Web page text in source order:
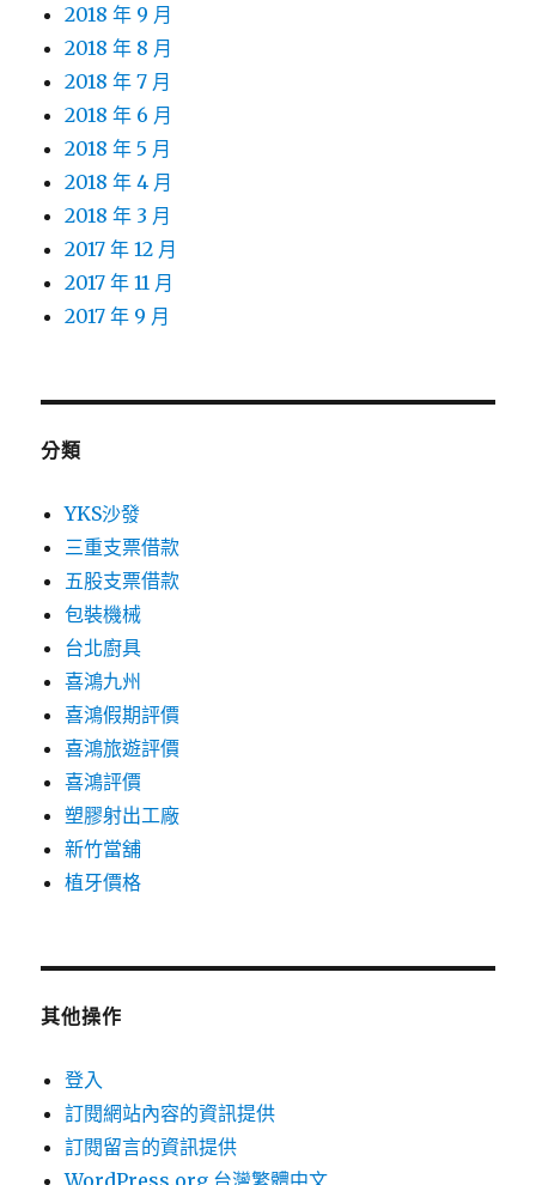
2018 年 9 月
2018 年 8 月
2018 年 7 月
2018 年 6 月
2018 年 5 月
2018 年 4 月
2018 年 3 月
2017 年 12 月
2017 年 11 月
2017 年 9 月
分類
YKS沙發
三重支票借款
五股支票借款
包裝機械
台北廚具
喜鴻九州
喜鴻假期評價
喜鴻旅遊評價
喜鴻評價
塑膠射出工廠
新竹當舖
植牙價格
其他操作
登入
訂閱網站內容的資訊提供
訂閱留言的資訊提供